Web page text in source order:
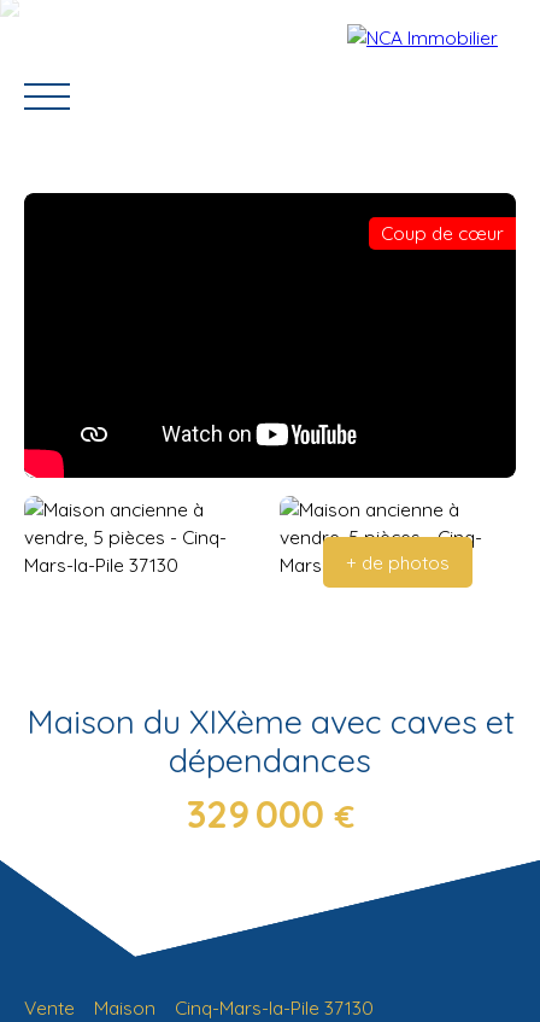
Accueil Vendre Acheter Louer
Estimation
Coup de cœur
+ de photos
Maison du XIXème avec caves et
dépendances
329 000€
Vente Maison
Cinq-Mars-la-Pile 37130